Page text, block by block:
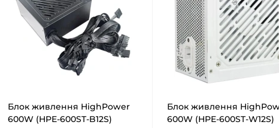
Блок живлення HighPower
600W (HPE-600ST-B12S)
Блок живлення
600W (HPE-600ST-W12S)